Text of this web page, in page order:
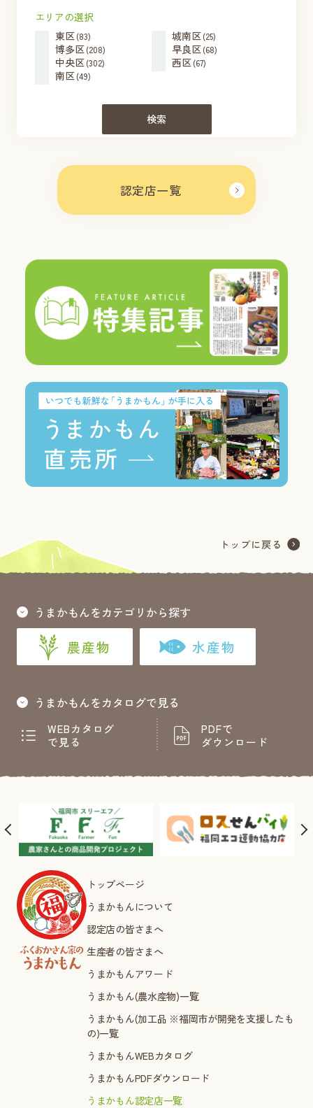
認定店一覧
エリアの選択
東区(83) 城南区(25)
博多区(208) 早良区(68)
中央区(302) 西区(67)
南区(49)
検索
うまかもんをカテゴリから探す
農産物 水産物
うまかもんをカタログで見る
WEBカタログ
で見る
PDFで
ダウンロード
トップページ
うまかもんについて
認定店の皆さまへ
生産者の皆さまへ
うまかもんアワード
うまかもん(農水産物)一覧
うまかもん(加工品 ※福岡市が開発を支援したも
の)一覧
うまかもんWEBカタログ
うまかもんPDFダウンロード
うまかもん認定店一覧